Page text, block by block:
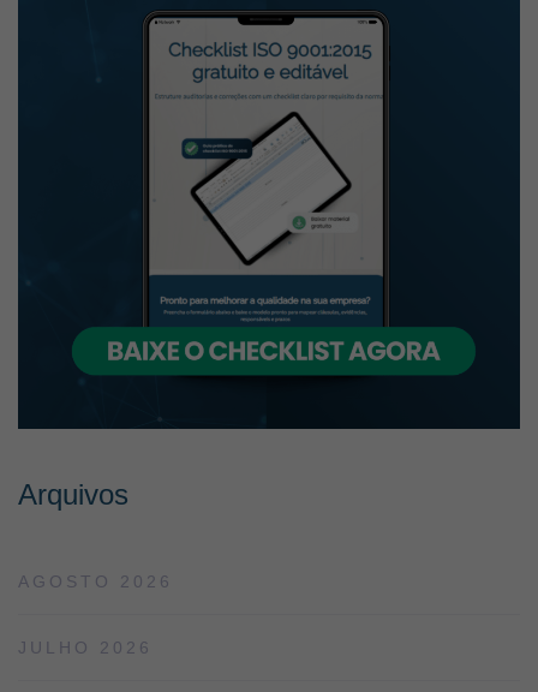
Arquivos
AGOSTO 2026
JULHO 2026